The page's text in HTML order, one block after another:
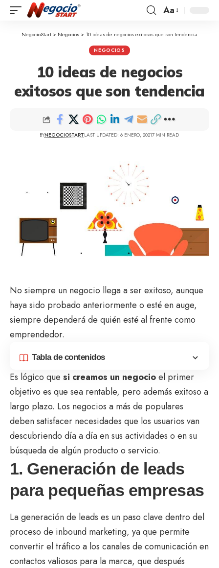
Aa
NegocioStart > Negocios > 10 ideas de negocios exitosos que son tendencia
NEGOCIOS
10 ideas de negocios
exitosos que son tendencia
BYNEGOCIOSTARTLAST UPDATED: 6 ENERO, 20217 MIN READ
No siempre un negocio llega a ser exitoso, aunque
haya sido probado anteriormente o esté en auge,
siempre dependerá de quién esté al frente como
emprendedor.
Tabla de contenidos
Es lógico que si creamos un negocioel primer
objetivo es que sea rentable, pero además exitoso a
largo plazo. Los negocios a más de populares
deben satisfacer necesidades que los usuarios van
descubriendo día a día en sus actividades o en su
búsqueda de algún producto o servicio.
1. Generación de leads
para pequeñas empresas
La generación de leads es un paso clave dentro del
proceso de inbound marketing, ya que permite
convertir el tráfico a los canales de comunicación en
contactos valiosos para la marca, que después